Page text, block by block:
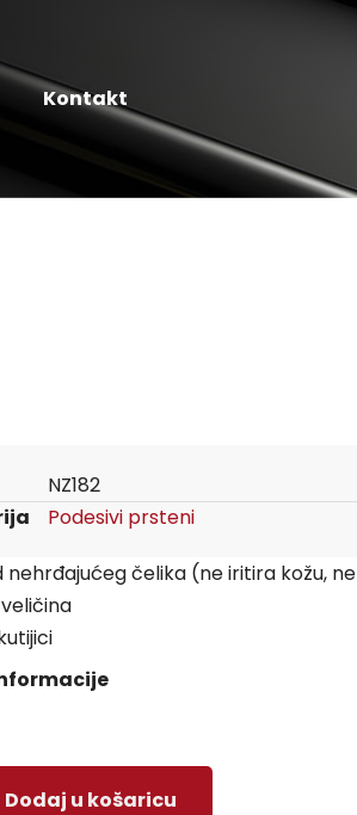
Kontakt
NZ182
Podesivi prsteni
nehrđajućeg čelika (ne iritira kožu, ne
Dodaj u košaricu